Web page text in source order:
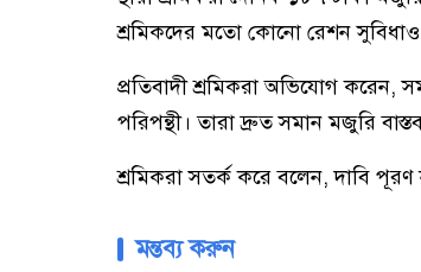
শ্রমিকদের মতো কোনো রেশন সুবিধাও
প্রতিবাদী শ্রমিকরা অভিযোগ
পরিপন্থী। তারা দ্রুত সমান মজুরি
শ্রমিকরা সতর্ক করে বলেন, দাবি
মন্তব্য করুন